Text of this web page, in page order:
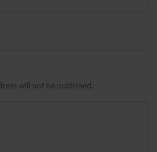
will not be published.